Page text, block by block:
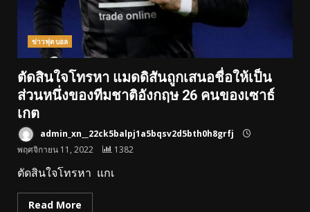
ข่าวฟุตบอล
ตัดสินใจโทรหา แมดดิสันถูกเสนอชื่อให้เป็น
ส่วนหนึ่งของทีมชาติอังกฤษ 26 คนของเซาธ์
เกต
admin_xn__22ck5balpj1a5bqsv2d5bth0h8grfj
พฤศจิกายน 11, 2022
1382
ตัดสินใจโทรหา แกเ
Read More